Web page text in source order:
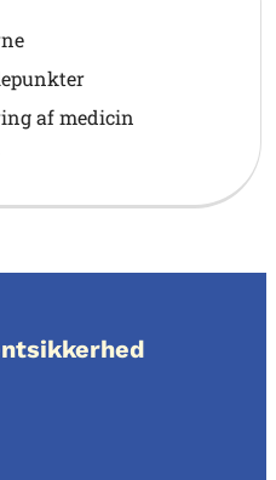
af medicin